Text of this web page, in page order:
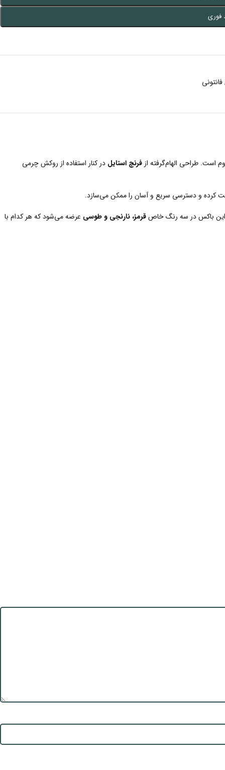
فوری
فانتونی
طراحی الهام‌گرفته از فرنچ استایل در کنار استفاده از روکش چرمی
کرده و دسترسی سریع و آسان را ممکن می‌سازد.
این باکس در سه رنگ خاصقرمز، نارنجی و طوسی عرضه می‌شود که هر کدام با